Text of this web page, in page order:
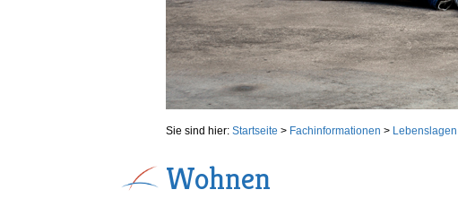
Sie sind hier: Startseite > Fachinformationen > Lebenslagen
Wohnen